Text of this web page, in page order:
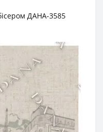
ДАНА-3585